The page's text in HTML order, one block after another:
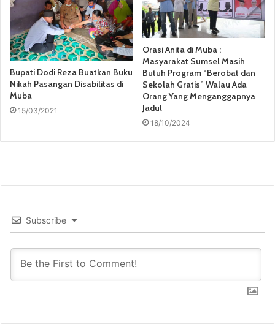
Bupati Dodi Reza Buatkan Buku
Nikah Pasangan Disabilitas di
Muba
15/03/2021
Orasi Anita di Muba :
Masyarakat Sumsel Masih
Butuh Program “Berobat dan
Sekolah Gratis” Walau Ada
Orang Yang Menganggapnya
Jadul
18/10/2024
Subscribe